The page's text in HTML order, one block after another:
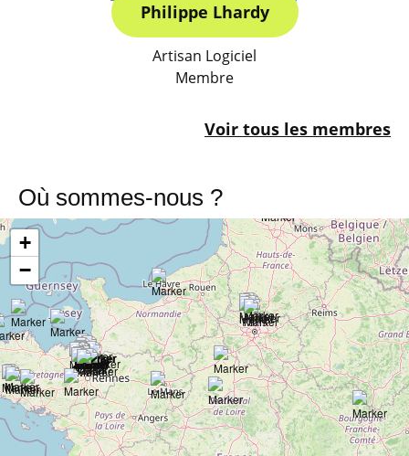
Philippe Lhardy
Artisan Logiciel
Membre
Voir tous les membres
Où sommes-nous ?
+
−